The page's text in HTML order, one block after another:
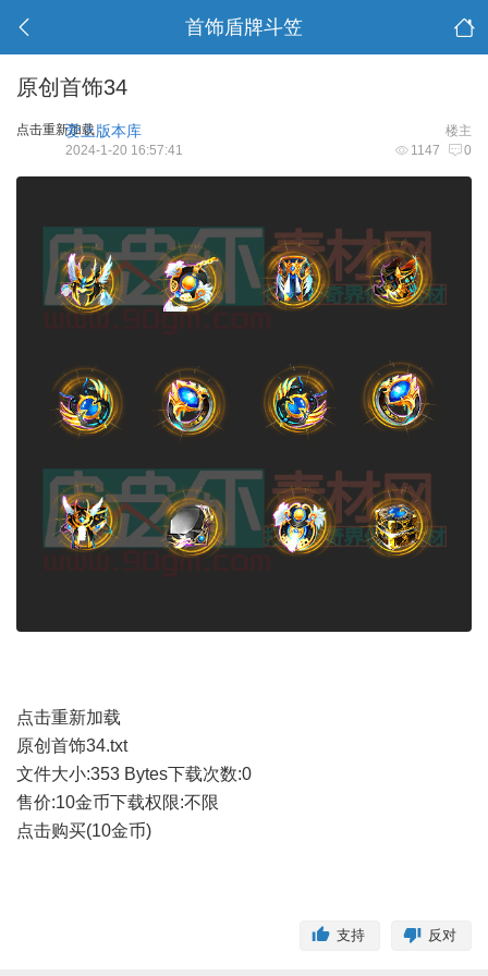
首饰盾牌斗笠
原创首饰34
点击重新加载 楼主
爱上版本库
1147 0
2024-1-20 16:57:41
点击重新加载
原创首饰34.txt
文件大小:353 Bytes下载次数:0
售价:10金币下载权限:不限
点击购买(10金币)
反对
支持